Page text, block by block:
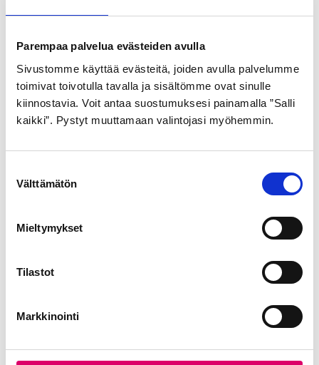
Parempaa palvelua evästeiden avulla
Sivustomme käyttää evästeitä, joiden avulla palvelumme
toimivat toivotulla tavalla ja sisältömme ovat sinulle
kiinnostavia. Voit antaa suostumuksesi painamalla ”Salli
kaikki”. Pystyt muuttamaan valintojasi myöhemmin.
Välttämätön
Mieltymykset
Tilastot
Markkinointi
Takapyörään
Tutustu myös
ULKORENGAS 32-622
099
ULKORENGAS 44-484
21,99€